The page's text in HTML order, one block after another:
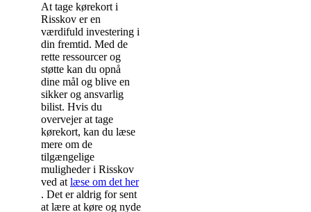
At tage kørekort i
Risskov er en
værdifuld investering i
din fremtid. Med de
rette ressourcer og
støtte kan du opnå
dine mål og blive en
sikker og ansvarlig
bilist. Hvis du
overvejer at tage
kørekort, kan du læse
mere om de
tilgængelige
muligheder i Risskov
ved at læse om det her
. Det er aldrig for sent
at lære at køre og nyde